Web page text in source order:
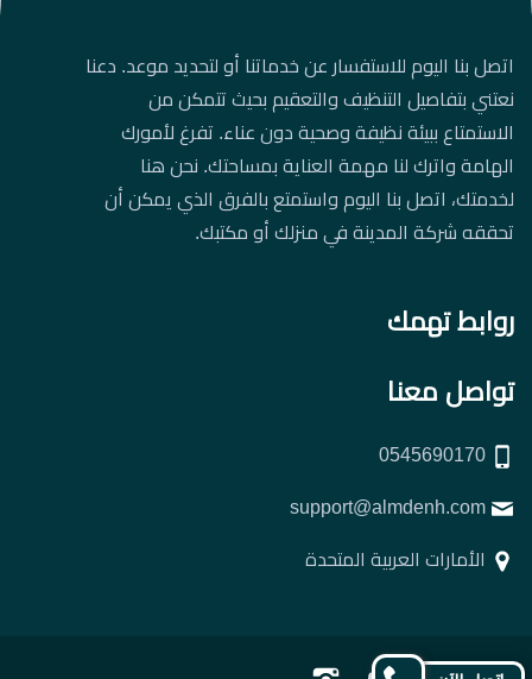
اتصل بنا اليوم للاستفسار عن خدماتنا أو لتحديد موعد. دعنا
نعتني بتفاصيل التنظيف والتعقيم بحيث تتمكن من
الاستمتاع ببيئة نظيفة وصحية دون عناء. تفرغ لأمورك
الهامة واترك لنا مهمة العناية بمساحتك. نحن هنا
لخدمتك، اتصل بنا اليوم واستمتع بالفرق الذي يمكن أن
تحققه شركة المدينة في منزلك أو مكتبك.
روابط تهمك
تواصل معنا
الأمارات العربية المتحدة